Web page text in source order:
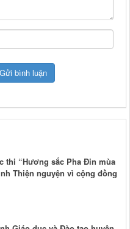
thi “Hương sắc Pha Đin mùa
Thiện nguyện vì cộng đồng